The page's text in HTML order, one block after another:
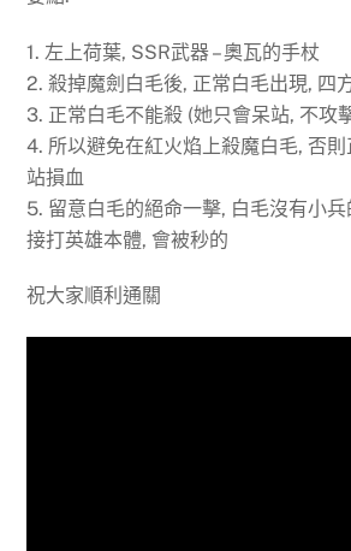
1. 左上荷葉, SSR武器 – 奧瓦的手杖
2. 殺掉魔劍白毛後, 正常白毛出現, 四
3. 正常白毛不能殺 (她只會呆站, 不攻
4. 所以避免在紅火焰上殺魔白毛, 否
站損血
5. 留意白毛的絕命一擊, 白毛沒有小
接打英雄本體, 會被秒的
祝大家順利通關